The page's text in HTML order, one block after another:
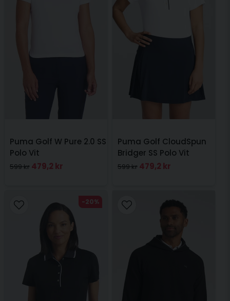
Puma Golf W Pure 2.0 SS
Polo Vit
599 kr 479,2 kr
Puma Golf CloudSpun
Bridger SS Polo Vit
599 kr 479,2 kr
-20%